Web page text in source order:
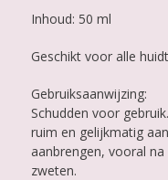
Inhoud: 50 ml
Geschikt voor alle
Gebruiksaanwijzing:
Schudden voor
ruim en gelijkmatig
aanbrengen, vooral
zweten.